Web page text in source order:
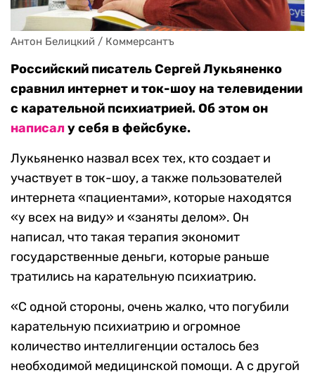
Антон Белицкий / Коммерсантъ
Российский писатель Сергей Лукьяненко
сравнил интернет и ток-шоу на телевидении
с карательной психиатрией. Об этом он
написалу себя в фейсбуке.
Лукьяненко назвал всех тех, кто создает и
участвует в ток-шоу, а также пользователей
интернета «пациентами», которые находятся
«у всех на виду» и «заняты делом». Он
написал, что такая терапия экономит
государственные деньги, которые раньше
тратились на карательную психиатрию.
«С одной стороны, очень жалко, что погубили
карательную психиатрию и огромное
количество интеллигенции осталось без
необходимой медицинской помощи. А с другой